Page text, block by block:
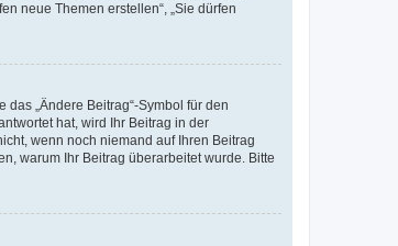
neue Themen erstellen“, „Sie dürfen
„Ändere Beitrag“-Symbol für den
hat, wird Ihr Beitrag in der
wenn noch niemand auf Ihren Beitrag
warum Ihr Beitrag überarbeitet wurde. Bitte